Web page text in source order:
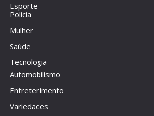
Esporte
Polícia
Mulher
Saúde
Tecnologia
Automobilismo
Entretenimento
Variedades